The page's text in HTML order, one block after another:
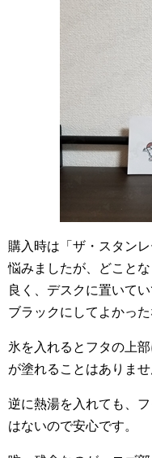
購入時は「ザ・スタン
悩みましたが、どこと
良く、デスクに置いて
ブラックにしてよかった
氷を入れるとフタの上
が塗れることはありませ
逆に熱湯を入れても、
はないので安心です。